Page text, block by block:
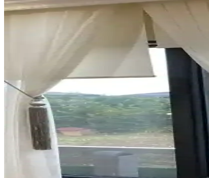
İkea desenli rulo perdeler, çeşitli desen ve renk seçenekleriyle
Pencere Perde Sistemlerinde Montaj Derinliği
Pencere kasası derinliği, perde ve panjur montajında kritik rol
Estetik ve İşlevsel Modern Perde Modelleriyle
Perdeler, estetik ve fonksiyonelliği bir arada sunan modern
Yatak Odası Dekorasyonunda Konfor ve
Yatak odası dekorasyonunda ergonomik yataklar, yumuşak
Bebek Odası Güvenliği İçin Halı ve Perde Seçimi
Bebek odası için güvenli ve sağlıklı halı ile perde seçimi,